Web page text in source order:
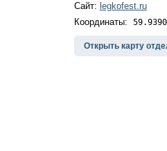
Сайт: legkofest.ru
Координаты:
Открыть карту